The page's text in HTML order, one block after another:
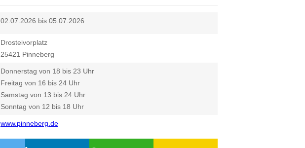
02.07.2026 bis 05.07.2026
Drosteivorplatz
25421 Pinneberg
Donnerstag von 18 bis 23 Uhr
Freitag von 16 bis 24 Uhr
Samstag von 13 bis 24 Uhr
Sonntag von 12 bis 18 Uhr
www.pinneberg.de